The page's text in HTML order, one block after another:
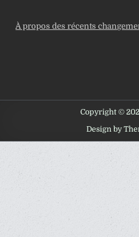
À propos des récents
Copyright ©
Design by